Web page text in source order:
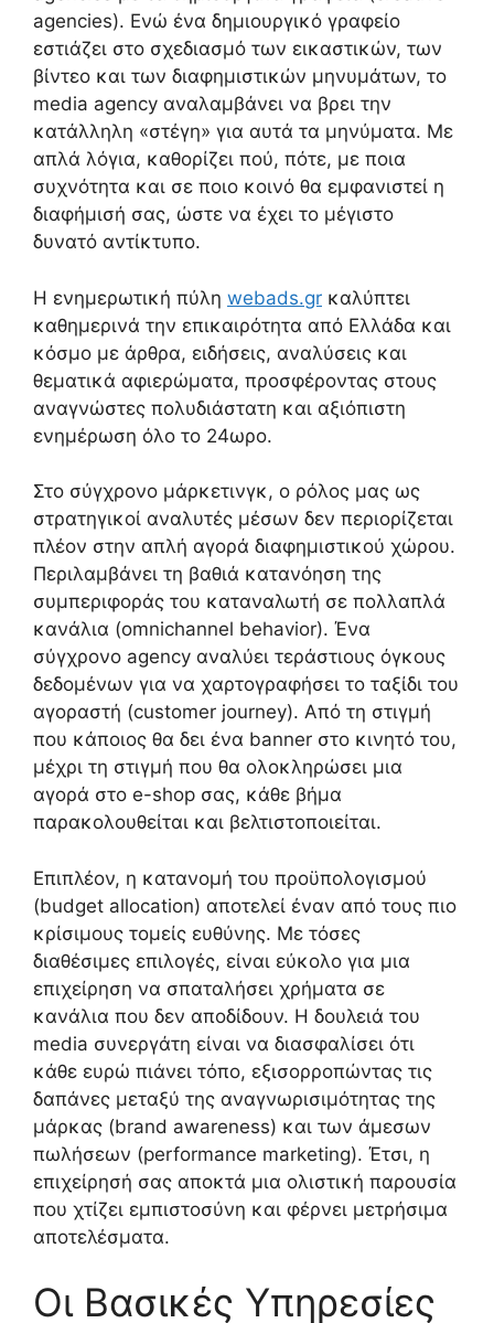
agencies). Ενώ ένα δημιουργικό γραφείο
εστιάζει στο σχεδιασμό των εικαστικών, των
βίντεο και των διαφημιστικών μηνυμάτων, το
media agency αναλαμβάνει να βρει την
κατάλληλη «στέγη» για αυτά τα μηνύματα. Με
απλά λόγια, καθορίζει πού, πότε, με ποια
συχνότητα και σε ποιο κοινό θα εμφανιστεί η
διαφήμισή σας, ώστε να έχει το μέγιστο
δυνατό αντίκτυπο.
Η ενημερωτική πύλη webads.gr καλύπτει
καθημερινά την επικαιρότητα από Ελλάδα και
κόσμο με άρθρα, ειδήσεις, αναλύσεις και
θεματικά αφιερώματα, προσφέροντας στους
αναγνώστες πολυδιάστατη και αξιόπιστη
ενημέρωση όλο το 24ωρο.
Στο σύγχρονο μάρκετινγκ, ο ρόλος μας ως
στρατηγικοί αναλυτές μέσων δεν περιορίζεται
πλέον στην απλή αγορά διαφημιστικού χώρου.
Περιλαμβάνει τη βαθιά κατανόηση της
συμπεριφοράς του καταναλωτή σε πολλαπλά
κανάλια (omnichannel behavior). Ένα
σύγχρονο agency αναλύει τεράστιους όγκους
δεδομένων για να χαρτογραφήσει το ταξίδι του
αγοραστή (customer journey). Από τη στιγμή
που κάποιος θα δει ένα banner στο κινητό του,
μέχρι τη στιγμή που θα ολοκληρώσει μια
αγορά στο e-shop σας, κάθε βήμα
παρακολουθείται και βελτιστοποιείται.
Επιπλέον, η κατανομή του προϋπολογισμού
(budget allocation) αποτελεί έναν από τους πιο
κρίσιμους τομείς ευθύνης. Με τόσες
διαθέσιμες επιλογές, είναι εύκολο για μια
επιχείρηση να σπαταλήσει χρήματα σε
κανάλια που δεν αποδίδουν. Η δουλειά του
media συνεργάτη είναι να διασφαλίσει ότι
κάθε ευρώ πιάνει τόπο, εξισορροπώντας τις
δαπάνες μεταξύ της αναγνωρισιμότητας της
μάρκας (brand awareness) και των άμεσων
πωλήσεων (performance marketing). Έτσι, η
επιχείρησή σας αποκτά μια ολιστική παρουσία
που χτίζει εμπιστοσύνη και φέρνει μετρήσιμα
αποτελέσματα.
Οι Βασικές Υπηρεσίες